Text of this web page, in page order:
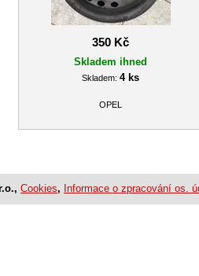
350 Kč
Skladem ihned
Skladem: 4 ks
OPEL
Cookies, Informace o zpracování os.